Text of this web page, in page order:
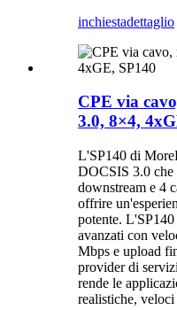
inchiestadettaglio
CPE via
3.0, 8×4,
L'SP140 di
DOCSIS 3.0 che
downstream e 4
offrire
potente.
avanzati con
Mbps e upload
provider di
rende le
realistiche,